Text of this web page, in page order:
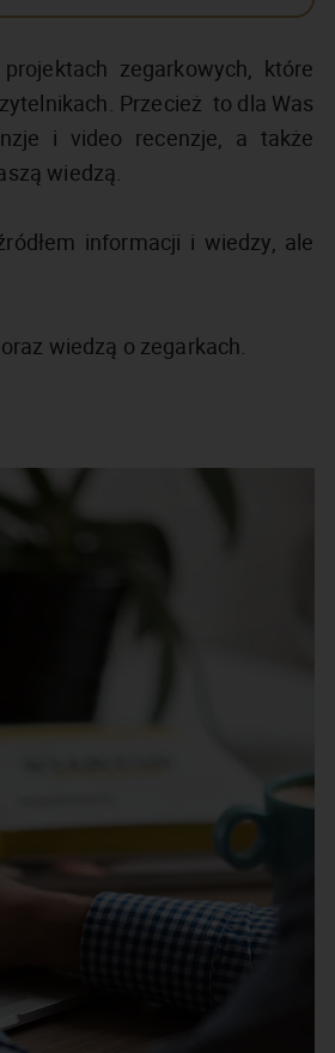
zegarkowych, które
Przecież to dla Was
i video recenzje, a także
wiedzą.
informacji i wiedzy, ale
wiedzą o zegarkach.